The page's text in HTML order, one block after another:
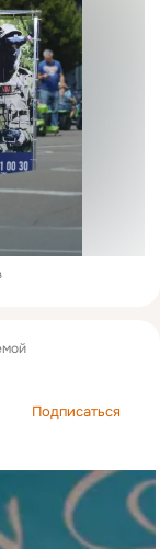
Подписаться